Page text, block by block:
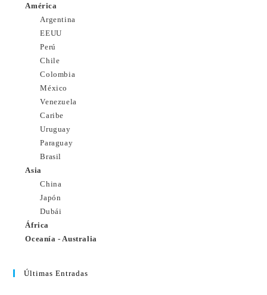
América
Argentina
EEUU
Perú
Chile
Colombia
México
Venezuela
Caribe
Uruguay
Paraguay
Brasil
Asia
China
Japón
Dubái
África
Oceanía - Australia
Últimas Entradas